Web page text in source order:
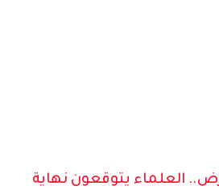
العلماء يتوقعون نهاية